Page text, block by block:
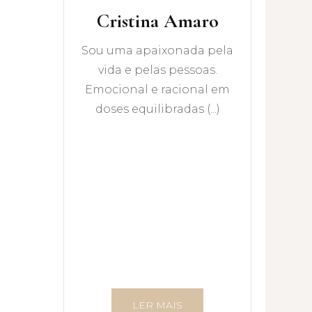
Cristina Amaro
Sou uma apaixonada pela
vida e pelas pessoas.
Emocional e racional em
doses equilibradas (...)
LER MAIS